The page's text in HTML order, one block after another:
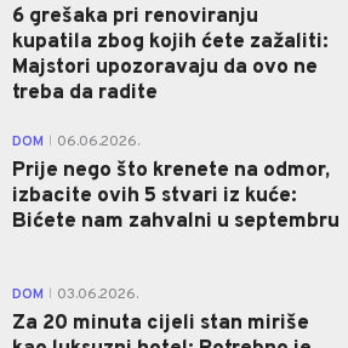
6 grešaka pri renoviranju
kupatila zbog kojih ćete zažaliti:
Majstori upozoravaju da ovo ne
treba da radite
DOM 06.06.2026.
Prije nego što krenete na odmor,
izbacite ovih 5 stvari iz kuće:
Bićete nam zahvalni u septembru
DOM 03.06.2026.
Za 20 minuta cijeli stan miriše